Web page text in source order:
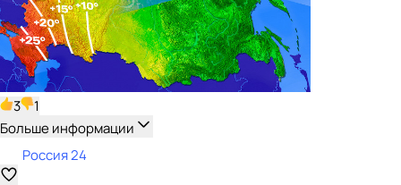
3
1
Больше информации
Россия 24